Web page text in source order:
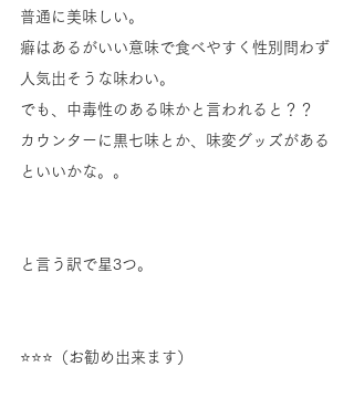
普通に美味しい。
癖はあるがいい意味で食べやすく性別問わず
人気出そうな味わい。
でも、中毒性のある味かと言われると？？
カウンターに黒七味とか、味変グッズがある
といいかな。。
と言う訳で星3つ。
⭐⭐⭐（お勧め出来ます）